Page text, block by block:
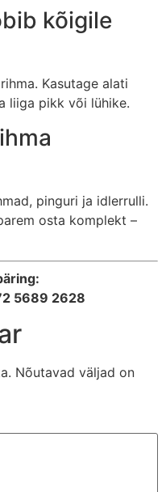
kõigile
Kasutage alati
liiga pikk või lühike.
pinguri ja idlerrulli.
osta komplekt –
5689 2628
Nõutavad väljad on